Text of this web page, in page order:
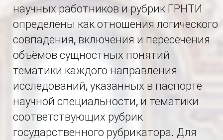
научных работников и рубрик ГРНТИ
определены как отношения логического
совпадения, включения и пересечения
объёмов сущностных понятий
тематики каждого направления
исследований, указанных в паспорте
научной специальности, и тематики
соответствующих рубрик
государственного рубрикатора. Для